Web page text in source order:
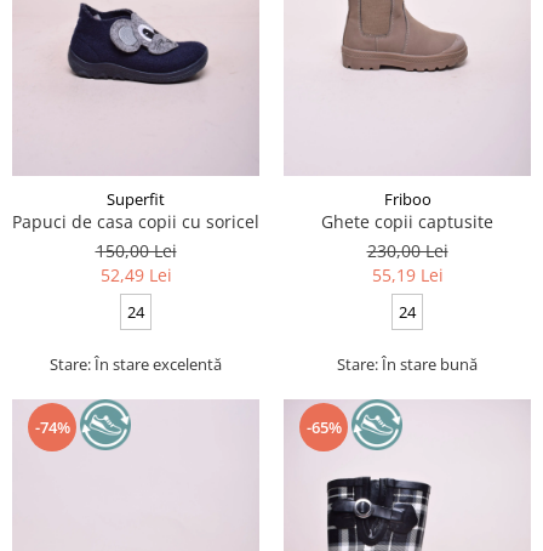
Superfit
Papuci de casa copii cu soricel
150,00 Lei
52,49 Lei
24
Stare: În stare excelentă
Friboo
Ghete copii captusite
230,00 Lei
55,19 Lei
24
Stare: În stare bună
-74% -65%